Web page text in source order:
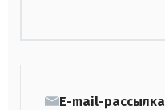
E-mail-рассылка